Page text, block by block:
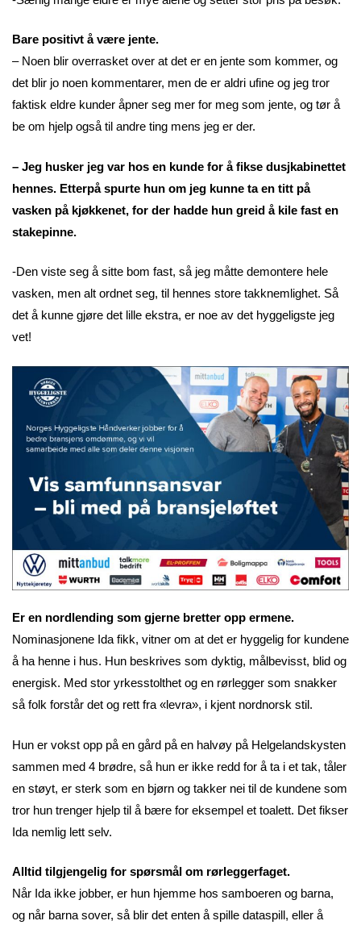
Bare positivt å være jente.
– Noen blir overrasket over at det er en jente som kommer, og
det blir jo noen kommentarer, men de er aldri ufine og jeg tror
faktisk eldre kunder åpner seg mer for meg som jente, og tør å
be om hjelp også til andre ting mens jeg er der.
– Jeg husker jeg var hos en kunde for å fikse dusjkabinettet
hennes. Etterpå spurte hun om jeg kunne ta en titt på
vasken på kjøkkenet, for der hadde hun greid å kile fast en
stakepinne.
-Den viste seg å sitte bom fast, så jeg måtte demontere hele
vasken, men alt ordnet seg, til hennes store takknemlighet. Så
det å kunne gjøre det lille ekstra, er noe av det hyggeligste jeg
vet!
Er en nordlending som gjerne bretter opp ermene.
Nominasjonene Ida fikk, vitner om at det er hyggelig for kundene
å ha henne i hus. Hun beskrives som dyktig, målbevisst, blid og
energisk. Med stor yrkesstolthet og en rørlegger som snakker
så folk forstår det og rett fra «levra», i kjent nordnorsk stil.
Hun er vokst opp på en gård på en halvøy på Helgelandskysten
sammen med 4 brødre, så hun er ikke redd for å ta i et tak, tåler
en støyt, er sterk som en bjørn og takker nei til de kundene som
tror hun trenger hjelp til å bære for eksempel et toalett. Det fikser
Ida nemlig lett selv.
Alltid tilgjengelig for spørsmål om rørleggerfaget.
Når Ida ikke jobber, er hun hjemme hos samboeren og barna,
og når barna sover, så blir det enten å spille dataspill, eller å